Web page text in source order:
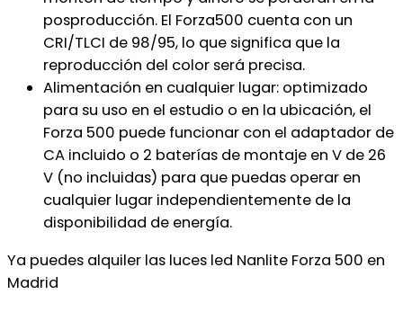
posproducción. El Forza500 cuenta con un
CRI/TLCI de 98/95, lo que significa que la
reproducción del color será precisa.
Alimentación en cualquier lugar: optimizado
para su uso en el estudio o en la ubicación, el
Forza 500 puede funcionar con el adaptador de
CA incluido o 2 baterías de montaje en V de 26
V (no incluidas) para que puedas operar en
cualquier lugar independientemente de la
disponibilidad de energía.
Ya puedes alquiler las luces led Nanlite Forza 500 en
Madrid